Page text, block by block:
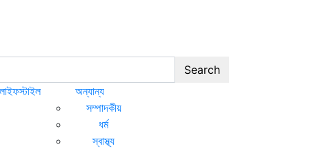
Search
অন্যান্য
সম্পাদকীয়
ধর্ম
স্বাস্থ্য